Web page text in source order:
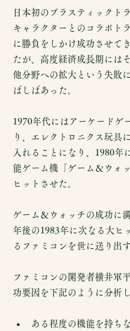
日本初のプラスティックト
キャラクターとのコラボト
に勝負をしかけ成功させて
たが、高度経済成長期には
他分野への拡大という失敗
ばしばあった。
1970年代にはアーケードゲ
り、エレクトロニクス玩具
入れることになり、1980年
能ゲーム機「ゲーム＆ウォ
ヒットさせた。
ゲーム＆ウォッチの成功に
年後の1983年に次なる大ヒ
るファミコンを世に送り出
ファミコンの開発者横井軍
功要因を下記のように分析し
ある程度の機能を持ち